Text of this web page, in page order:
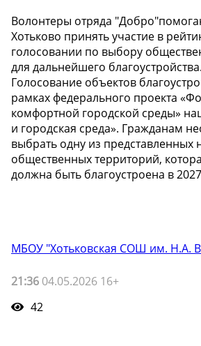
Волонтеры отряда
Хотьково принять участие в
голосовании по выбору
для дальнейшего благоустройства.
Голосование объектов
рамках федерального проекта
комфортной городской среды»
и городская среда». Гражданам
выбрать одну из представленных
общественных территорий,
должна быть благоустроена в
МБОУ "Хотьковская СОШ им. Н.А.
21:36 04.05.2026 16+
42